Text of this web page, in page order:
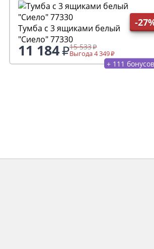
-
Тумба с 3 ящиками белый
"Сиело" 77330
11 184 15 533
Выгода 4 349
+ 111 бонусов